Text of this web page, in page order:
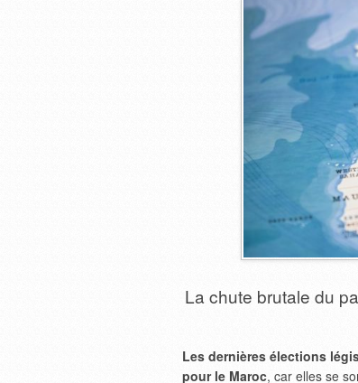
La chute brutale du
Les dernières élections
pour le Maroc, car elles se